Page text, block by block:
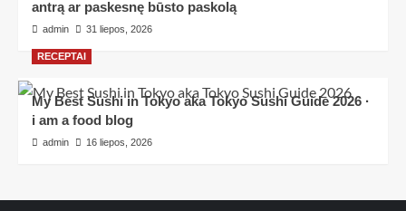
antrą ar paskesnę būsto paskolą
admin 31 liepos, 2026
RECEPTAI
My Best Sushi in Tokyo aka Tokyo Sushi Guide 2026 ·
i am a food blog
admin 16 liepos, 2026